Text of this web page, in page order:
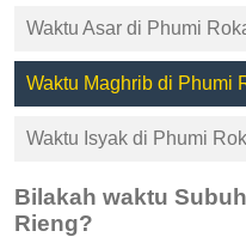
Waktu Asar di Phumi
Waktu Maghrib di Phumi
Waktu Isyak di Phumi
Bilakah waktu
Rieng?